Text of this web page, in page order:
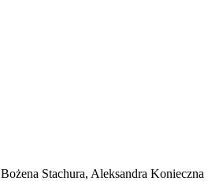
Stachura, Aleksandra Konieczna